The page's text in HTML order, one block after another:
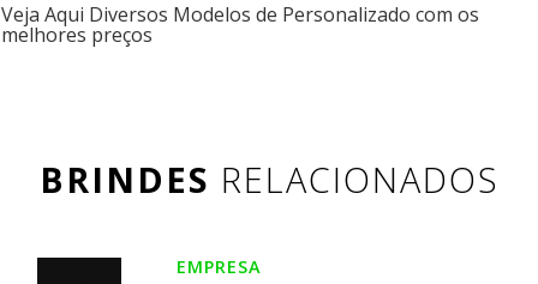
Veja Aqui Diversos Modelos de Personalizado com os
melhores preços
BRINDES RELACIONADOS
EMPRESA